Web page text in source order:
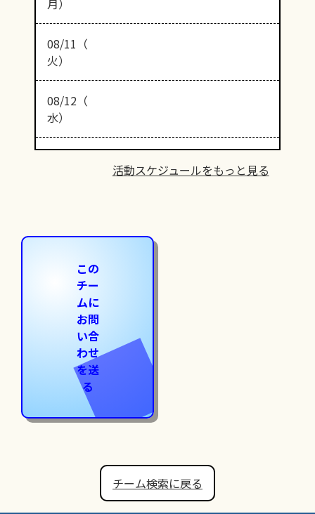
月）
08/11（
火）
08/12（
水）
活動スケジュールをもっと見る
この
チー
ムに
お問
い合
わせ
を送
る
チーム検索に戻る